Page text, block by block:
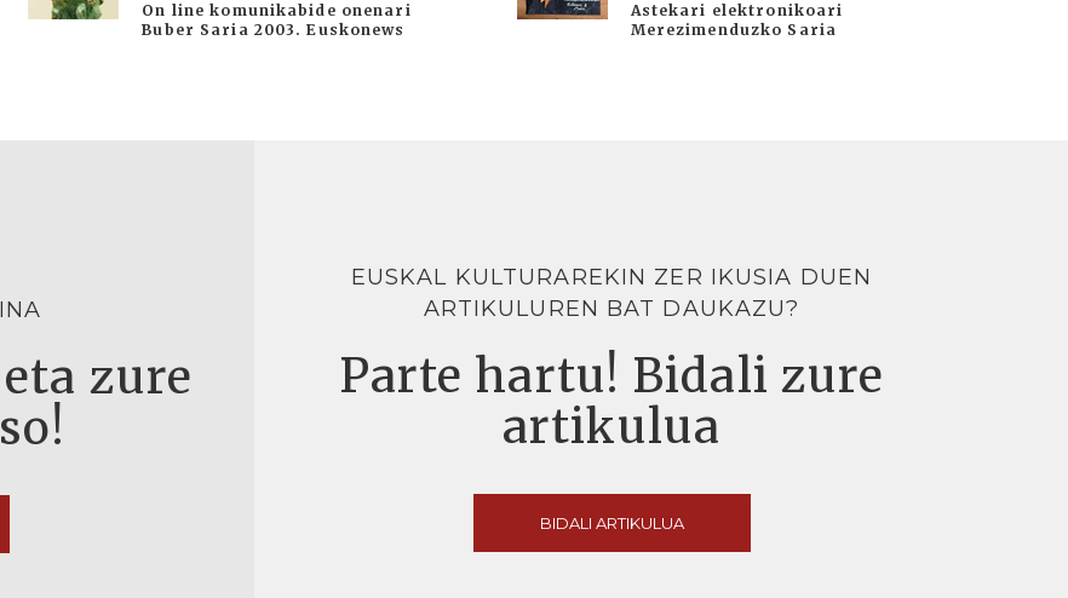
On line komunikabide onenari
Buber Saria 2003. Euskonews
Astekari elektronikoari
Merezimenduzko Saria
zure
EUSKAL KULTURAREKIN ZER IKUSIA DUEN
ARTIKULUREN BAT DAUKAZU?
Parte hartu! Bidali zure
artikulua
BIDALI ARTIKULUA